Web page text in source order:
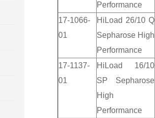
Performance
17-1066-
01
HiLoad 26/10 Q
Sepharose High
Performance
17-1137-
01
HiLoad 16/10
SP Sepharose
High
Performance